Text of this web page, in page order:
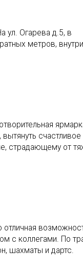
ул. Огарева д.5, в
метров,
счастливое
страдающему от
отличная
с коллегами. По
шахматы и дартс.